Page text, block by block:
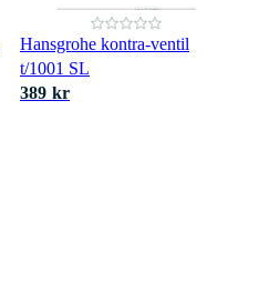
Hansgrohe kontra-ventil
t/1001 SL
389 kr